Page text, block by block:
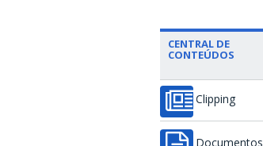
CENTRAL DE
CONTEÚDOS
Clipping
Documentos